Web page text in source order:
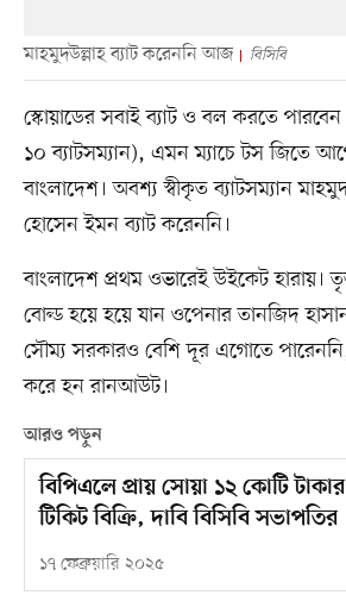
মাহমুদউল্লাহ ব্যাট করেননি আজ বিসিবি
স্কোয়াডের সবাই ব্যাট ও বল করতে
১০ ব্যাটসম্যান), এমন ম্যাচে টস জিতে
বাংলাদেশ। অবশ্য স্বীকৃত ব্যাটসম্যান
হোসেন ইমন ব্যাট করেননি।
বাংলাদেশ প্রথম ওভারেই উইকেট হারায়।
বোল্ড হয়ে হয়ে যান ওপেনার তানজিদ
সৌম্য সরকারও বেশি দূর এগোতে
করে হন রানআউট।
আরও পড়ুন
বিপিএলে প্রায় সোয়া ১২ কোটি টাকার
টিকিট বিক্রি, দাবি বিসিবি সভাপতির
১৭ ফেব্রুয়ারি ২০২৫